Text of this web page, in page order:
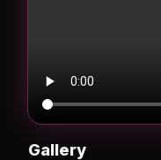
Gallery